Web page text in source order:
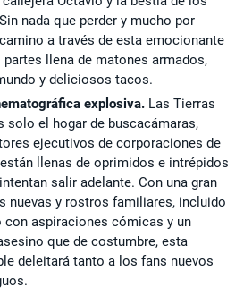
nada que perder y mucho por
a través de esta emocionante
llena de matones armados,
y deliciosos tacos.
explosiva. Las Tierras
solo el hogar de buscacámaras,
ejecutivos de corporaciones de
llenas de oprimidos e intrépidos
salir adelante. Con una gran
nuevas y rostros familiares, incluido
con aspiraciones cómicas y un
que de costumbre, esta
deleitará tanto a los fans nuevos